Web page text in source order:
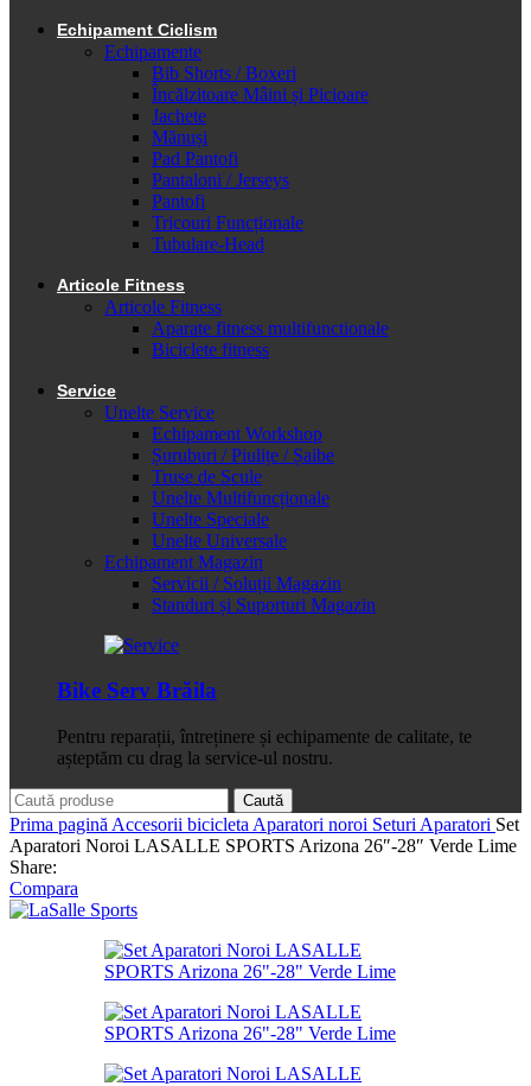
Echipament Ciclism
Echipamente
Bib Shorts / Boxeri
Încălzitoare Mâini și Picioare
Jachete
Mănuși
Pad Pantofi
Pantaloni / Jerseys
Pantofi
Tricouri Funcționale
Tubulare-Head
Articole Fitness
Articole Fitness
Aparate fitness multifunctionale
Biciclete fitness
Service
Unelte Service
Echipament Workshop
Șuruburi / Piulițe / Șaibe
Truse de Scule
Unelte Multifuncționale
Unelte Speciale
Unelte Universale
Echipament Magazin
Servicii / Soluții Magazin
Standuri și Suporturi Magazin
Bike Serv Brăila
Pentru reparații, întreținere și echipamente de calitate, te
așteptăm cu drag la service-ul nostru.
Caută
Prima pagină Accesorii bicicleta Aparatori noroi Seturi Aparatori Set
Aparatori Noroi LASALLE SPORTS Arizona 26″-28″ Verde Lime
Share:
Compara